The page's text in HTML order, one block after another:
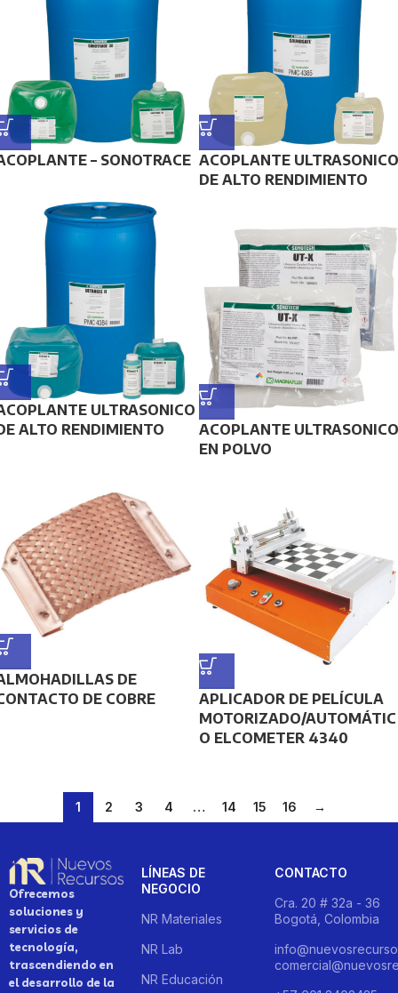
– SONOTRACE ACOPLANTE ULTRASONICO
DE ALTO RENDIMIENTO
ULTRASONICO
ALTO RENDIMIENTO
ACOPLANTE ULTRASONICO
EN POLVO
DE
DE COBRE
APLICADOR DE PELÍCULA
MOTORIZADO/AUTOMÁTIC
O ELCOMETER 4340
1 2 3 4 … 14 15 16 →
Ofrecemos
soluciones y
servicios de
tecnología,
trascendiendo en
el desarrollo de la
LÍNEAS DE
NEGOCIO
NR Materiales
NR Lab
NR Educación
CONTACTO
Cra. 20 # 32a - 36
Bogotá, Colombia